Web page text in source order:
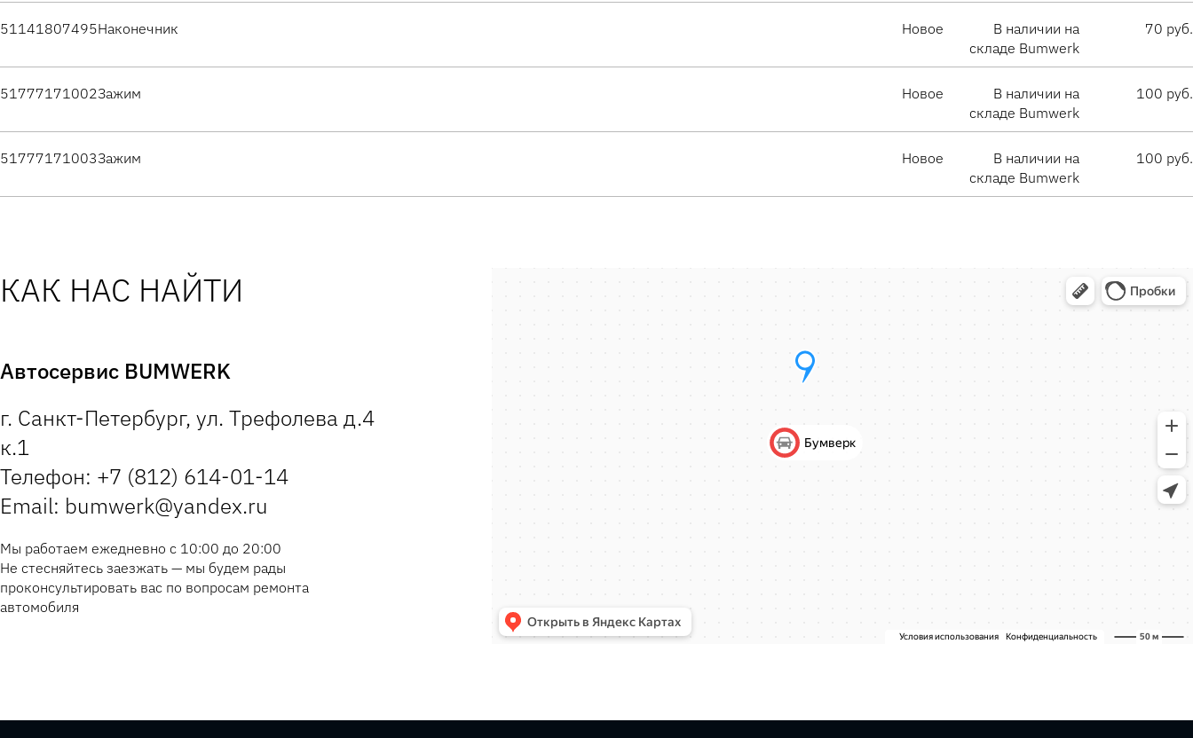
51141807495Наконечник Новое
В наличии на
складе Bumwerk
70 руб.
51777171002Зажим Новое
В наличии на
складе Bumwerk
100 руб.
51777171003Зажим Новое
В наличии на
складе Bumwerk
100 руб.
КАК НАС НАЙТИ
Автосервис BUMWERK
г. Санкт-Петербург, ул. Трефолева д.4
к.1
Телефон: +7 (812) 614-01-14
Email: bumwerk@yandex.ru
Мы работаем ежедневно с 10:00 до 20:00
Не стесняйтесь заезжать — мы будем рады
проконсультировать вас по вопросам ремонта
автомобиля